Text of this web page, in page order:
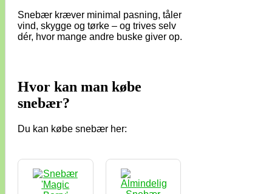
Snebær kræver minimal pasning, tåler
vind, skygge og tørke – og trives selv
dér, hvor mange andre buske giver op.
Hvor kan man købe
snebær?
Du kan købe snebær her: